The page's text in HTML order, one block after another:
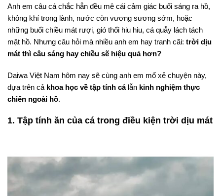
Anh em câu cá chắc hẳn đều mê cái cảm giác buổi sáng ra hồ,
không khí trong lành, nước còn vương sương sớm, hoặc
những buổi chiều mát rượi, gió thổi hiu hiu, cá quẫy lách tách
mặt hồ. Nhưng câu hỏi mà nhiều anh em hay tranh cãi: trời dịu
mát thì câu sáng hay chiều sẽ hiệu quả hơn?
Daiwa Việt Nam hôm nay sẽ cùng anh em mổ xẻ chuyện này,
dựa trên cả khoa học về tập tính cálẫn kinh nghiệm thực
chiến ngoài hồ.
1. Tập tính ăn của cá trong điều kiện trời dịu mát